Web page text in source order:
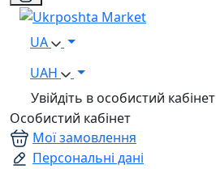
UA
UAH
Увійдіть в особистий кабінет
Особистий кабінет
Мої замовлення
Персональні дані